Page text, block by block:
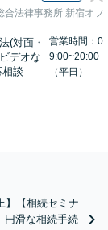
合法律事務所 新宿オフ
(対面・
デオな
相談
営業時間：0
9:00~20:00
（平日）
】【相続セミナ
円滑な相続手続